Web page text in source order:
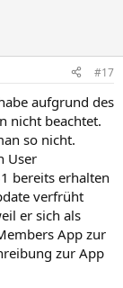
#17
aufgrund des
nicht beachtet.
so nicht.
User
bereits erhalten
verfrüht
er sich als
App zur
zur App